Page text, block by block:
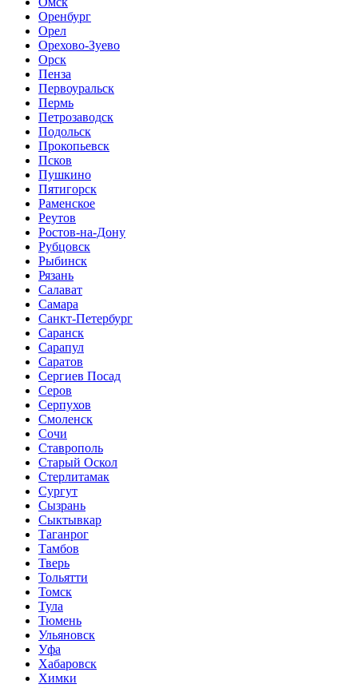
Оренбург
Орел
Орехово-Зуево
Орск
Пенза
Первоуральск
Пермь
Петрозаводск
Подольск
Прокопьевск
Псков
Пушкино
Пятигорск
Раменское
Реутов
Ростов-на-Дону
Рубцовск
Рыбинск
Рязань
Салават
Самара
Санкт-Петербург
Саранск
Сарапул
Саратов
Сергиев Посад
Серов
Серпухов
Смоленск
Сочи
Ставрополь
Старый Оскол
Стерлитамак
Сургут
Сызрань
Сыктывкар
Таганрог
Тамбов
Тверь
Тольятти
Томск
Тула
Тюмень
Ульяновск
Уфа
Хабаровск
Химки